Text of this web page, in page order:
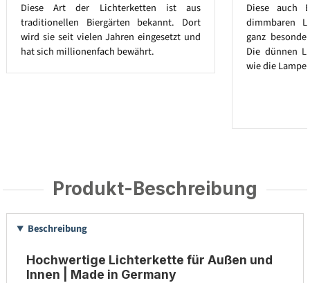
Diese Art der Lichterketten ist aus
traditionellen Biergärten bekannt. Dort
wird sie seit vielen Jahren eingesetzt und
hat sich millionenfach bewährt.
Diese auch
dimmbaren
ganz
Die dünnen
wie die
Produkt-Beschreibung
Beschreibung
Hochwertige Lichterkette für Außen und
Innen | Made in Germany